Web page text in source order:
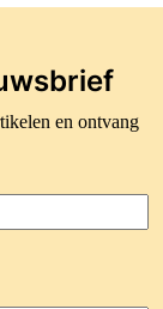
en ontvang